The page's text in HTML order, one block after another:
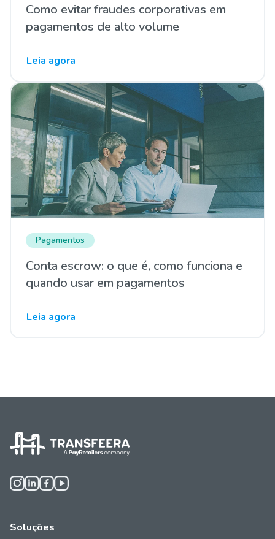
Como evitar fraudes corporativas em
pagamentos de alto volume
Leia agora
Pagamentos
Conta escrow: o que é, como funciona e
quando usar em pagamentos
Leia agora
Soluções